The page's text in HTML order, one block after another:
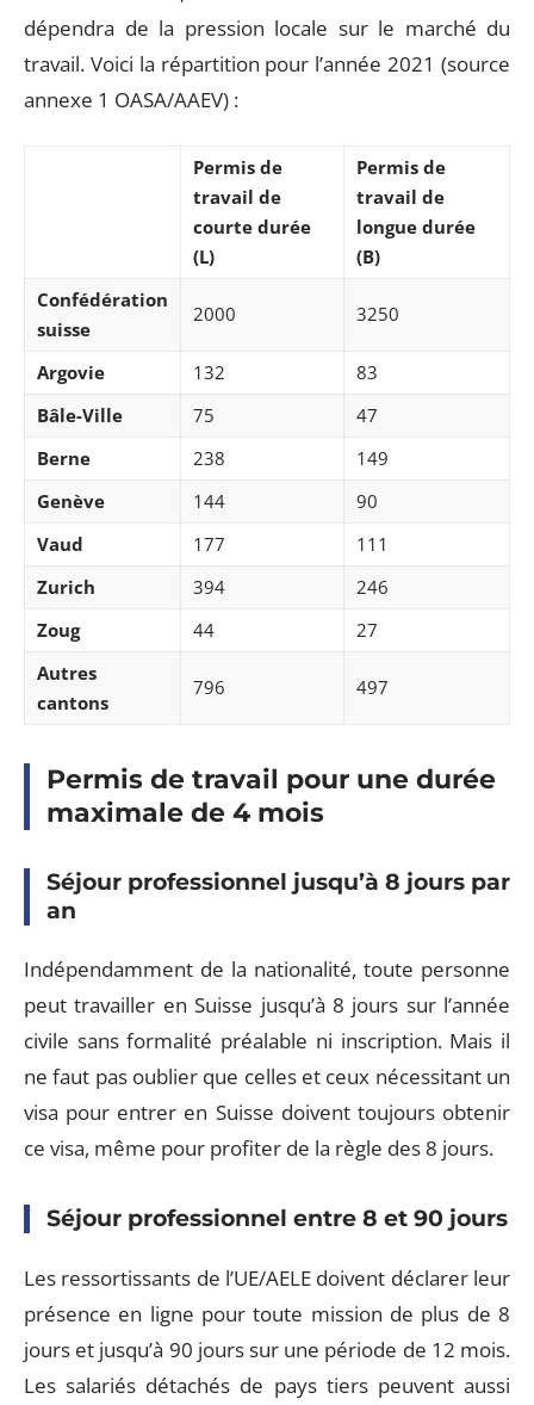
dépendra de la pression locale sur le marché du
travail. Voici la répartition pour l’année 2021 (source
annexe 1 OASA/AAEV) :
Permis de
travail de
courte durée
(L)
Permis de
travail de
longue durée
(B)
Confédération
suisse
2000 3250
Argovie 132
83
Bâle-Ville
75
47
Berne
238
149
Genève
144
90
Vaud
177
111
Zurich
394
246
Zoug
44
27
Autres
cantons
796 497
Permis de travail pour une durée
maximale de 4 mois
Séjour professionnel jusqu’à 8 jours par
an
Indépendamment de la nationalité, toute personne
peut travailler en Suisse jusqu’à 8 jours sur l’année
civile sans formalité préalable ni inscription. Mais il
ne faut pas oublier que celles et ceux nécessitant un
visa pour entrer en Suisse doivent toujours obtenir
ce visa, même pour profiter de la règle des 8 jours.
Séjour professionnel entre 8 et 90 jours
Les ressortissants de l’UE/AELE doivent déclarer leur
présence en ligne pour toute mission de plus de 8
jours et jusqu’à 90 jours sur une période de 12 mois.
Les salariés détachés de pays tiers peuvent aussi